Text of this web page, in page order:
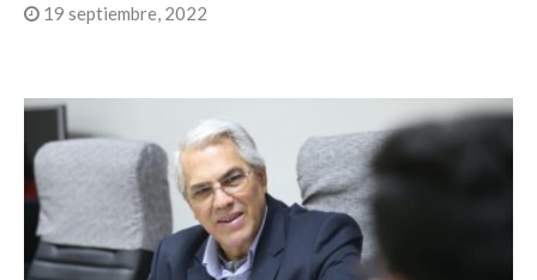
19 septiembre, 2022